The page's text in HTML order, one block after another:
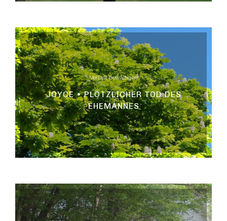
Verlust bewältigen
JOYCE • PLÖTZLICHER TOD DES
EHEMANNES